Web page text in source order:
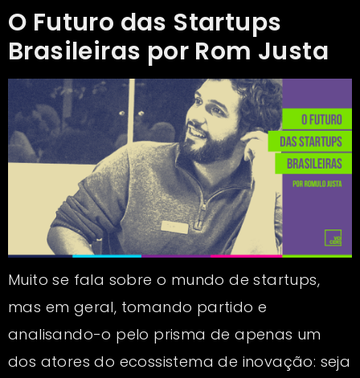
O Futuro das Startups
Brasileiras por Rom Justa
Muito se fala sobre o mundo de startups,
mas em geral, tomando partido e
analisando-o pelo prisma de apenas um
dos atores do ecossistema de inovação: seja